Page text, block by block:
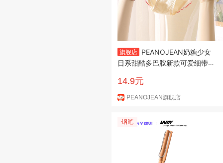
旗舰店
PEANOJEAN奶糖少女
日系甜酷多巴胺新款可爱细带棉
油玫红 均码【80-130斤】
14.9元
PEANOJEAN旗舰店
钢笔